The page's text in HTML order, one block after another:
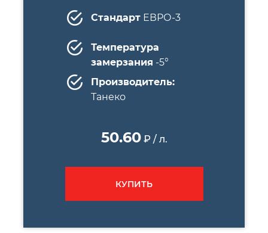
СтандартЕВРО-3
Температура
замерзания -5°
Производитель:
Танеко
50.60 ₽ / л.
КУПИТЬ